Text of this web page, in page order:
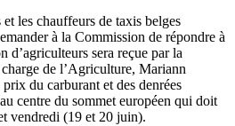
les chauffeurs de taxis belges
à la Commission de répondre à
d’agriculteurs sera reçue par la
de l’Agriculture, Mariann
du carburant et des denrées
centre du sommet européen qui doit
vendredi (19 et 20 juin).